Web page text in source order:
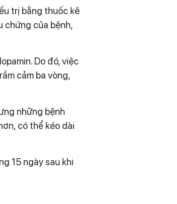
trị bằng thuốc kê
chứng của bệnh,
Do đó, việc
cảm ba vòng,
những bệnh
có thể kéo dài
15 ngày sau khi